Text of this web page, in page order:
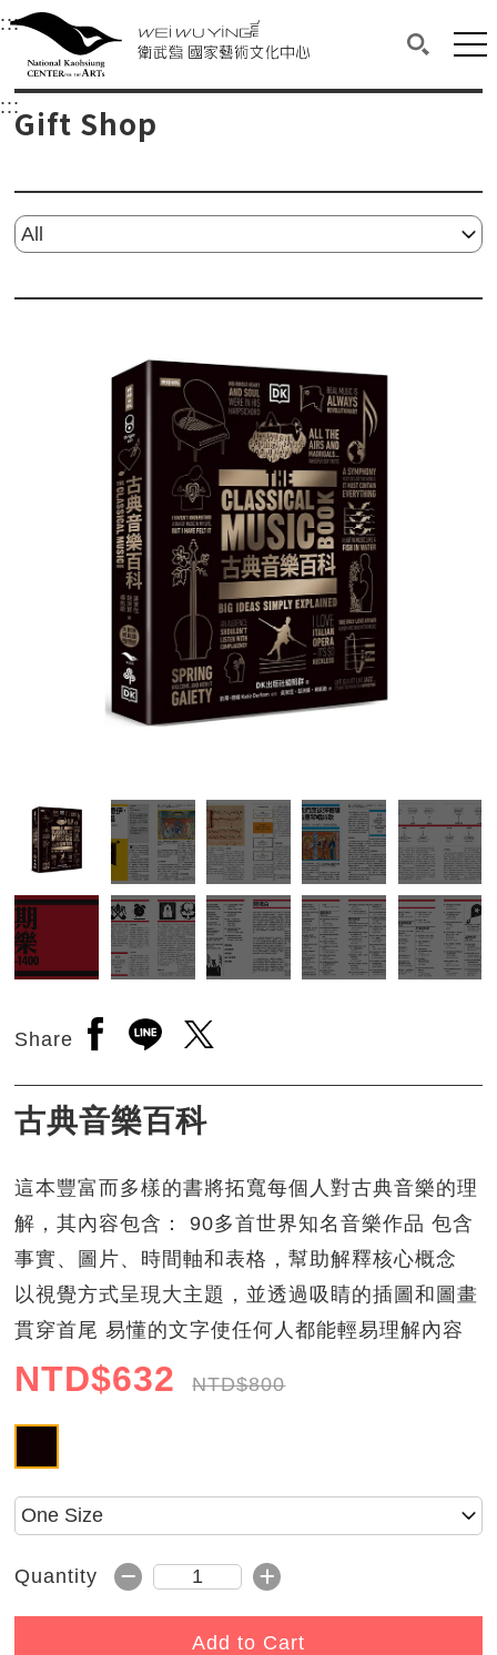
衛武營國家藝術文化中心
Main content area shows the content of each page.
:::Upper block, containing the links to the
衛武營國家藝術文化中心
::: Main content area shows the content of each
Gift Shop
Please select...
Share Open a new window to share to facebook
Open a new window to share to line
Open a new window to share
古典音樂百科
這本豐富而多樣的書將拓寬每個人對古典音樂的理
解，其內容包含： 90多首世界知名音樂作品 包含
事實、圖片、時間軸和表格，幫助解釋核心概念
以視覺方式呈現大主題，並透過吸睛的插圖和圖畫
貫穿首尾 易懂的文字使任何人都能輕易理解內容
NTD$632 NTD$800
Please select size
Quantity Subtract 1
Quantity Add 1
Add to Cart